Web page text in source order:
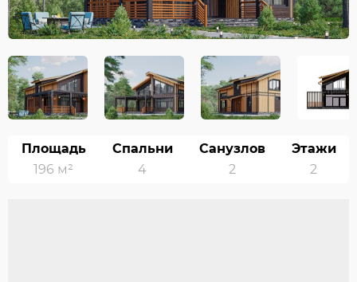
Площадь
196 м²
Спальни
4
Санузлов
2
Этажи
2